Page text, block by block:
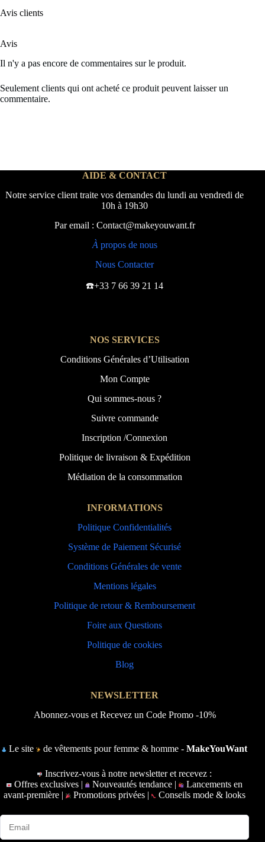
Avis clients
Avis
Il n'y a pas encore de commentaires sur le produit.
Seulement clients qui ont acheté ce produit peuvent laisser un
commentaire.
AIDE & CONTACT
Notre service client traite vos demandes du lundi au vendredi de
10h à 19h30
Par email : Contact@makeyouwant.fr
À propos de nous
Nous Contacter
☎️+33 7 66 39 21 14
NOS SERVICES
Conditions Générales d’Utilisation
Mon Compte
Qui sommes-nous ?
Suivre commande
Inscription /Connexion
Politique de livraison & Expédition
Médiation de la consommation
INFORMATIONS
Politique Confidentialités
Système de Paiement Sécurisé
Conditions Générales de vente
Mentions légales
Politique de retour & Remboursement
Foire aux Questions
Politique de cookies
Blog
NEWSLETTER
Abonnez-vous et Recevez un Code Promo -10%
Le site de vêtements pour femme & homme -MakeYouWant
Inscrivez-vous à notre newsletter et recevez :
Offres exclusives |
Nouveautés tendance |
Lancements en
avant-première | Promotions privées | Conseils mode & looks